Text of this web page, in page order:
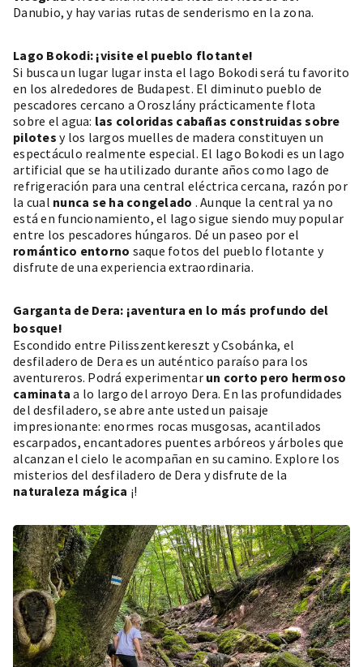
Danubio, y hay varias rutas de senderismo en la zona.
Lago Bokodi: ¡visite el pueblo flotante!
Si busca un lugar lugar insta el lago Bokodi será tu favorito
en los alrededores de Budapest. El diminuto pueblo de
pescadores cercano a Oroszlány prácticamente flota
sobre el agua: las coloridas cabañas construidas sobre
pilotes y los largos muelles de madera constituyen un
espectáculo realmente especial. El lago Bokodi es un lago
artificial que se ha utilizado durante años como lago de
refrigeración para una central eléctrica cercana, razón por
la cual nunca se ha congelado . Aunque la central ya no
está en funcionamiento, el lago sigue siendo muy popular
entre los pescadores húngaros. Dé un paseo por el
romántico entorno saque fotos del pueblo flotante y
disfrute de una experiencia extraordinaria.
Garganta de Dera: ¡aventura en lo más profundo del
bosque!
Escondido entre Pilisszentkereszt y Csobánka, el
desfiladero de Dera es un auténtico paraíso para los
aventureros. Podrá experimentarun corto pero hermoso
caminata a lo largo del arroyo Dera. En las profundidades
del desfiladero, se abre ante usted un paisaje
impresionante: enormes rocas musgosas, acantilados
escarpados, encantadores puentes arbóreos y árboles que
alcanzan el cielo le acompañan en su camino. Explore los
misterios del desfiladero de Dera y disfrute de la
naturaleza mágica ¡!